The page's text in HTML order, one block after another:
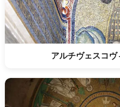
アルチヴェスコヴ